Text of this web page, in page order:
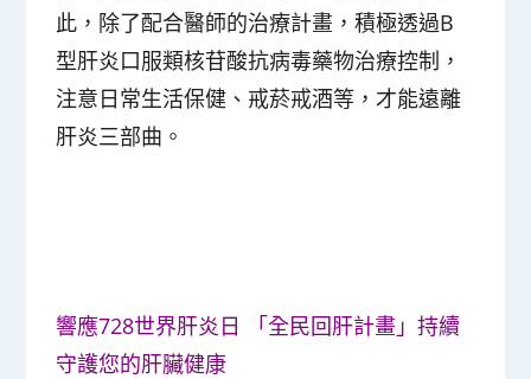
此，除了配合醫師的治療計畫，積極透過B
型肝炎口服類核苷酸抗病毒藥物治療控制，
注意日常生活保健、戒菸戒酒等，才能遠離
肝炎三部曲。
響應728世界肝炎日 「全民回肝計畫」持續
守護您的肝臟健康